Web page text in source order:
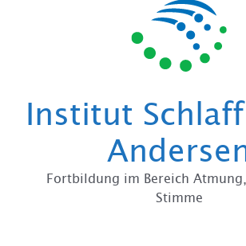
Institut
Fortbildung im Bereich
Stimme